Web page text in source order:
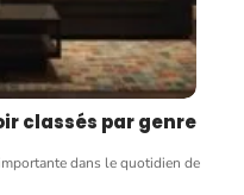
classés par genre
dans le quotidien de